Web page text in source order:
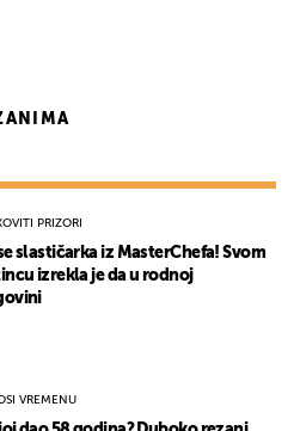
PRIZORI
slastičarka iz MasterChefa! Svom
izrekla je da u rodnoj
VREMENU